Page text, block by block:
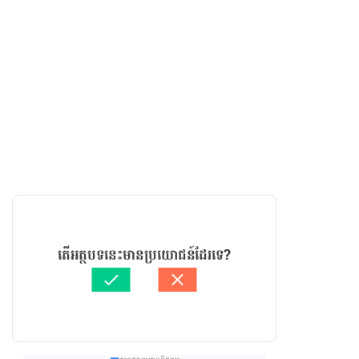
តើអត្ថបទនេះមានប្រយោជន៍ដែរទេ?